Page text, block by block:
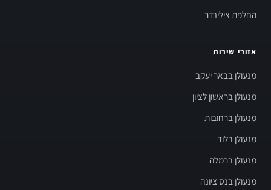
החלפת צילינדר
אזורי שירות
מנעולן בבאר יעקב
מנעולן בראשון לציון
מנעולן ברחובות
מנעולן בלוד
מנעולן ברמלה
מנעולן בנס ציונה